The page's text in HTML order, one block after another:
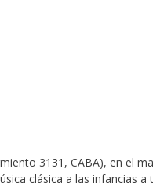
3131, CABA), en el
clásica a las infancias a